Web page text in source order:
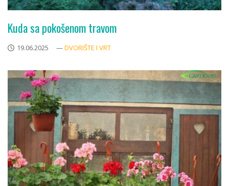
Kuda sa pokošenom travom
19.06.2025 —DVORIŠTE I VRT